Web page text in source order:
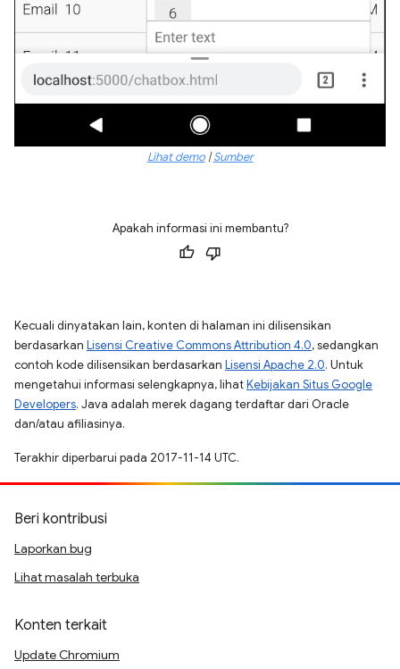
Lihat demo|Sumber
Apakah informasi ini membantu?
Kecuali dinyatakan lain, konten di halaman ini dilisensikan
berdasarkan Lisensi Creative Commons Attribution 4.0, sedangkan
contoh kode dilisensikan berdasarkan Lisensi Apache 2.0. Untuk
mengetahui informasi selengkapnya, lihatKebijakan Situs Google
Developers. Java adalah merek dagang terdaftar dari Oracle
dan/atau afiliasinya.
Terakhir diperbarui pada 2017-11-14 UTC.
Beri kontribusi
Laporkan bug
Lihat masalah terbuka
Konten terkait
Update Chromium